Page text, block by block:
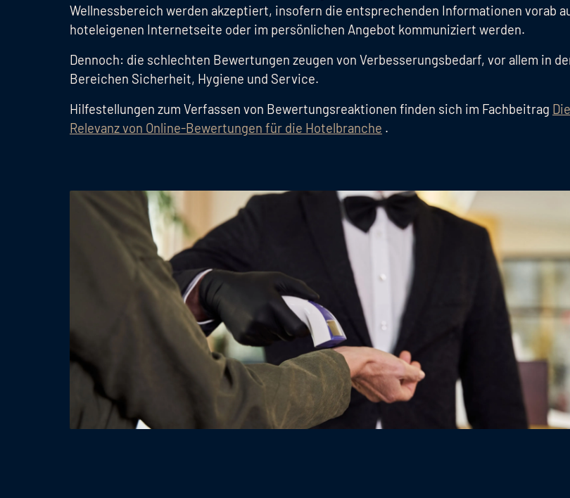
Wellnessbereich werden akzeptiert, insofern die entsprechenden Informationen vorab
hoteleigenen Internetseite oder im persönlichen Angebot kommuniziert werden.
Dennoch: die schlechten Bewertungen zeugen von Verbesserungsbedarf, vor allem in
Bereichen Sicherheit, Hygiene und Service.
Hilfestellungen zum Verfassen von Bewertungsreaktionen finden sich im Fachbeitrag Die
Relevanz von Online-Bewertungen für die Hotelbranche .